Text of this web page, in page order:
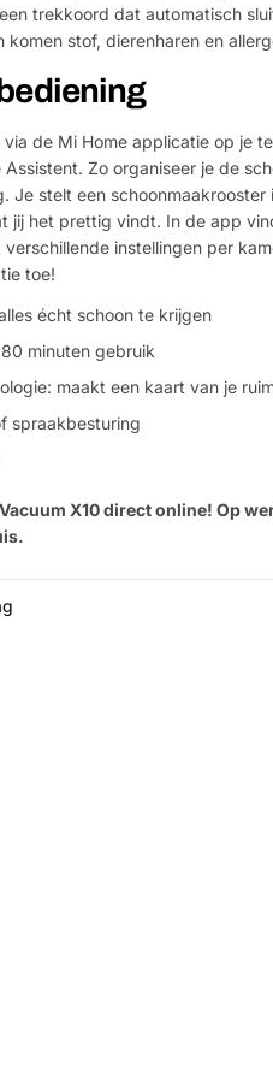
trekkoord dat automatisch
komen stof, dierenharen en
de Mi Home applicatie op je
Zo organiseer je de
Je stelt een
jij het prettig vindt. In de app
instellingen per
toe!
écht schoon te krijgen
minuten gebruik
maakt een kaart van je
spraakbesturing
X10 direct online! Op